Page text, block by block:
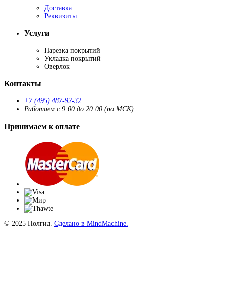
Доставка
Реквизиты
Услуги
Нарезка покрытий
Укладка покрытий
Оверлок
Контакты
+7 (495) 487-92-32
Работаем с 9:00 до 20:00 (по МСК)
Принимаем к оплате
© 2025 Полгид. Сделано в MindMachine.